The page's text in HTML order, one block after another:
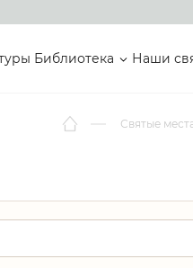
Библиотека Наши
Святые